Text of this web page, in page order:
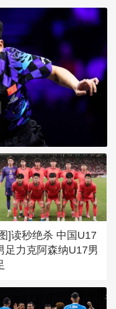
]读秒绝杀 中国U17
足力克阿森纳U17男